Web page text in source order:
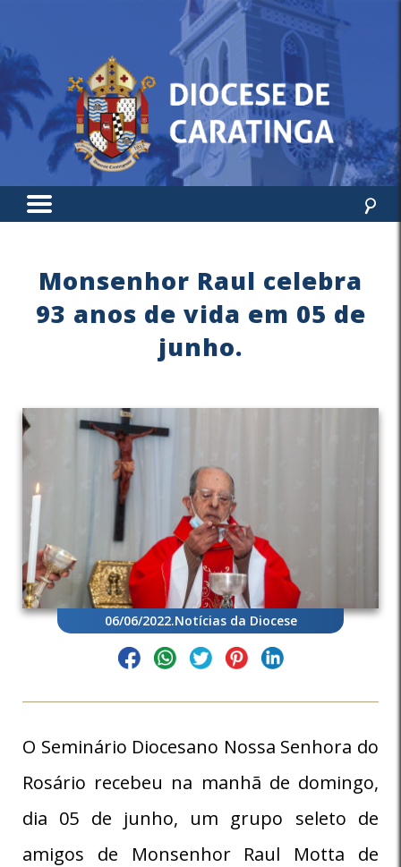
Monsenhor Raul celebra
93 anos de vida em 05 de
junho.
06/06/2022.Notícias da Diocese
O Seminário Diocesano Nossa Senhora do
Rosário recebeu na manhã de domingo,
dia 05 de junho, um grupo seleto de
amigos de Monsenhor Raul Motta de